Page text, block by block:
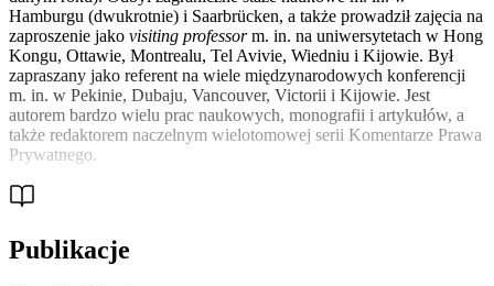
Hamburgu (dwukrotnie) i Saarbrücken, a także prowadził zajęcia na
zaproszenie jako visiting professorm. in. na uniwersytetach w Hong
Kongu, Ottawie, Montrealu, Tel Avivie, Wiedniu i Kijowie. Był
zapraszany jako referent na wiele międzynarodowych konferencji
m. in. w Pekinie, Dubaju, Vancouver, Victorii i Kijowie. Jest
autorem bardzo wielu prac naukowych, monografii i artykułów, a
także redaktorem naczelnym wielotomowej serii Komentarze Prawa
Prywatnego.
Publikacje